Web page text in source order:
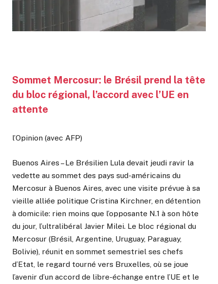
Sommet Mercosur: le Brésil prend la tête
du bloc régional, l’accord avec l’UE en
attente
l’Opinion (avec AFP)
Buenos Aires – Le Brésilien Lula devait jeudi ravir la
vedette au sommet des pays sud-américains du
Mercosur à Buenos Aires, avec une visite prévue à sa
vieille alliée politique Cristina Kirchner, en détention
à domicile: rien moins que l’opposante N.1 à son hôte
du jour, l’ultralibéral Javier Milei. Le bloc régional du
Mercosur (Brésil, Argentine, Uruguay, Paraguay,
Bolivie), réunit en sommet semestriel ses chefs
d’Etat, le regard tourné vers Bruxelles, où se joue
l’avenir d’un accord de libre-échange entre l’UE et le